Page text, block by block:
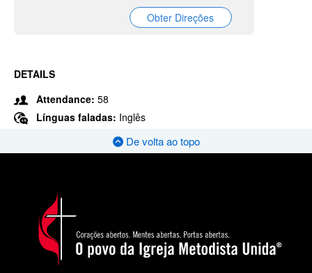
Obter Direções
DETAILS
Attendance: 58
Línguas faladas: Inglês
De volta ao topo